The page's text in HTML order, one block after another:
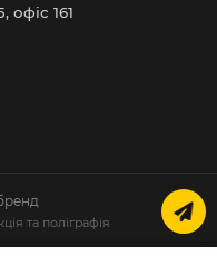
офіс 161
та поліграфія